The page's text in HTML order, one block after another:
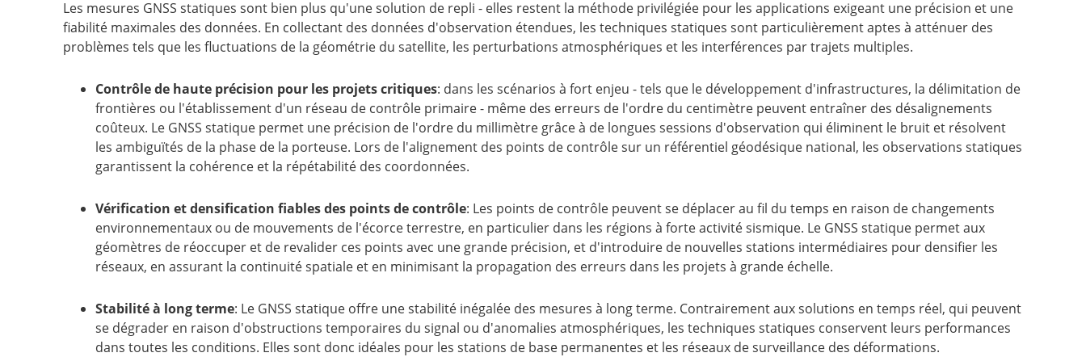
Les mesures GNSS statiques sont bien plus qu'une solution de repli - elles restent la méthode privilégiée pour les applications exigeant une précision et une
fiabilité maximales des données. En collectant des données d'observation étendues, les techniques statiques sont particulièrement aptes à atténuer des
problèmes tels que les fluctuations de la géométrie du satellite, les perturbations atmosphériques et les interférences par trajets multiples.
Contrôle de haute précision pour les projets critiques: dans les scénarios à fort enjeu - tels que le développement d'infrastructures, la délimitation de
frontières ou l'établissement d'un réseau de contrôle primaire - même des erreurs de l'ordre du centimètre peuvent entraîner des désalignements
coûteux. Le GNSS statique permet une précision de l'ordre du millimètre grâce à de longues sessions d'observation qui éliminent le bruit et résolvent
les ambiguïtés de la phase de la porteuse. Lors de l'alignement des points de contrôle sur un référentiel géodésique national, les observations statiques
garantissent la cohérence et la répétabilité des coordonnées.
Vérification et densification fiables des points de contrôle: Les points de contrôle peuvent se déplacer au fil du temps en raison de changements
environnementaux ou de mouvements de l'écorce terrestre, en particulier dans les régions à forte activité sismique. Le GNSS statique permet aux
géomètres de réoccuper et de revalider ces points avec une grande précision, et d'introduire de nouvelles stations intermédiaires pour densifier les
réseaux, en assurant la continuité spatiale et en minimisant la propagation des erreurs dans les projets à grande échelle.
Stabilité à long terme: Le GNSS statique offre une stabilité inégalée des mesures à long terme. Contrairement aux solutions en temps réel, qui peuvent
se dégrader en raison d'obstructions temporaires du signal ou d'anomalies atmosphériques, les techniques statiques conservent leurs performances
dans toutes les conditions. Elles sont donc idéales pour les stations de base permanentes et les réseaux de surveillance des déformations.